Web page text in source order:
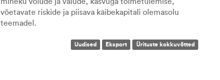
võetavate riskide ja piisava käibekapitali olemasolu
teemadel.
Uudised Eksport Ürituste kokkuvõtted